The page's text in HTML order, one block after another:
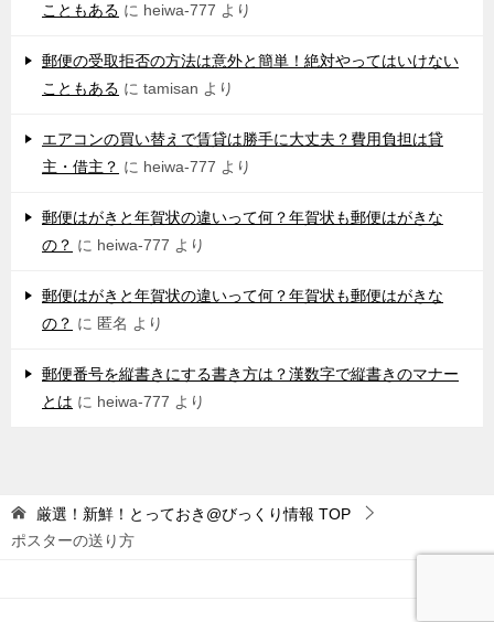
こともある に heiwa-777 より
郵便の受取拒否の方法は意外と簡単！絶対やってはいけない
こともある に tamisan より
エアコンの買い替えで賃貸は勝手に大丈夫？費用負担は貸
主・借主？ に heiwa-777 より
郵便はがきと年賀状の違いって何？年賀状も郵便はがきな
の？ に heiwa-777 より
郵便はがきと年賀状の違いって何？年賀状も郵便はがきな
の？ に 匿名 より
郵便番号を縦書きにする書き方は？漢数字で縦書きのマナー
とは に heiwa-777 より
厳選！新鮮！とっておき@びっくり情報 TOP
ポスターの送り方